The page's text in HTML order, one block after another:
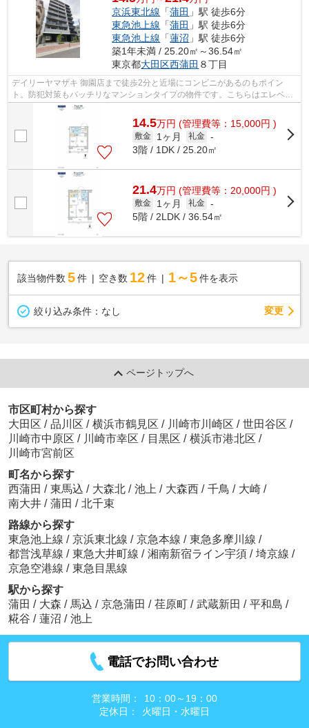
京浜東北線 「蒲田 」駅 徒歩6分
東急池上線 「蒲田 」駅 徒歩6分
東急池上線 「蓮沼 」駅 徒歩6分
築1年未満 / 25.20㎡～36.54㎡
東京都大田区西蒲田 ８丁目
デイリーヤマザキ 御園店まで徒歩2分と近場にコンビニがあるのもポイン
ト。防犯対策もバッチリなマンションタイプの物件です。こちらはエレベー
ター付きの物件です。自宅から2駅利用で...
14.5万円 (管理費等：15,000円 )
敷金 1ヶ月 礼金 -
3階 / 1DK / 25.20㎡
21.4万円 (管理費等：20,000円 )
敷金 1ヶ月 礼金 -
5階 / 2LDK / 36.54㎡
該当物件数 5件 空き数 12 件 1～5 件を表示
絞り込み条件： なし 変更
ページトップへ
市区町村から探す
大田区 / 品川区 / 横浜市鶴見区 / 川崎市川崎区 / 世田谷区 /
川崎市中原区 / 川崎市幸区 / 目黒区 / 横浜市港北区 /
川崎市宮前区
町名から探す
西蒲田 / 東馬込 / 大森北 / 池上 / 大森西 / 千鳥 / 大崎 /
南大井 / 蒲田 / 北千束
路線から探す
東急池上線 / 京浜東北線 / 京急本線 / 東急多摩川線 /
都営浅草線 / 東急大井町線 / 湘南新宿ライン宇須 / 埼京線 /
京急空港線 / 東急目黒線
駅から探す
蒲田 / 大森 / 馬込 / 京急蒲田 / 荏原町 / 武蔵新田 / 平和島 /
糀谷 / 蓮沼 / 池上
電話でお問い合わせ
営業時間：
10：00～19：00
定休日：
火曜日・水曜日